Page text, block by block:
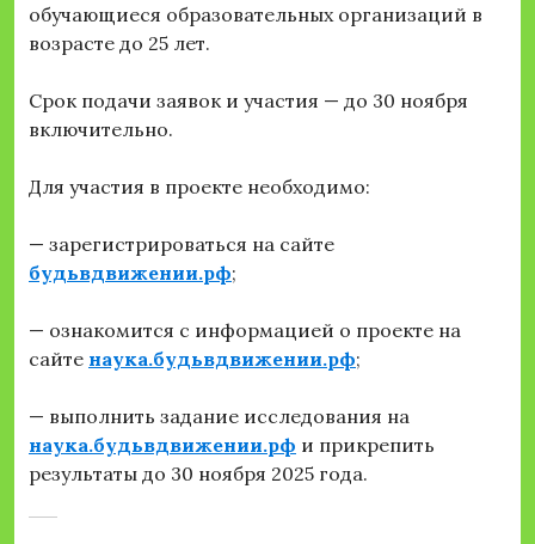
обучающиеся образовательных организаций в
возрасте до 25 лет.
Срок подачи заявок и участия — до 30 ноября
включительно.
Для участия в проекте необходимо:
— зарегистрироваться на сайте
будьвдвижении.рф;
— ознакомится с информацией о проекте на
сайте наука.будьвдвижении.рф;
— выполнить задание исследования на
наука.будьвдвижении.рф и прикрепить
результаты до 30 ноября 2025 года.